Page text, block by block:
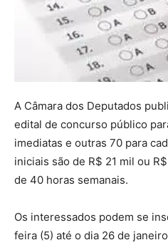
A Câmara dos Deputados
edital de concurso público
imediatas e outras 70 para
iniciais são de R$ 21 mil ou
de 40 horas semanais.
Os interessados podem se
feira (5) até o dia 26 de